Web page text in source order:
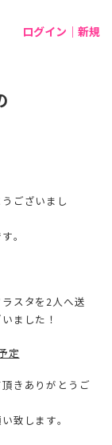
ログイン｜新規
ございまし
。
スタを2人へ送
ました！
定
きありがとうご
致します。